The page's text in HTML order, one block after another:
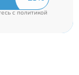
cполитикой